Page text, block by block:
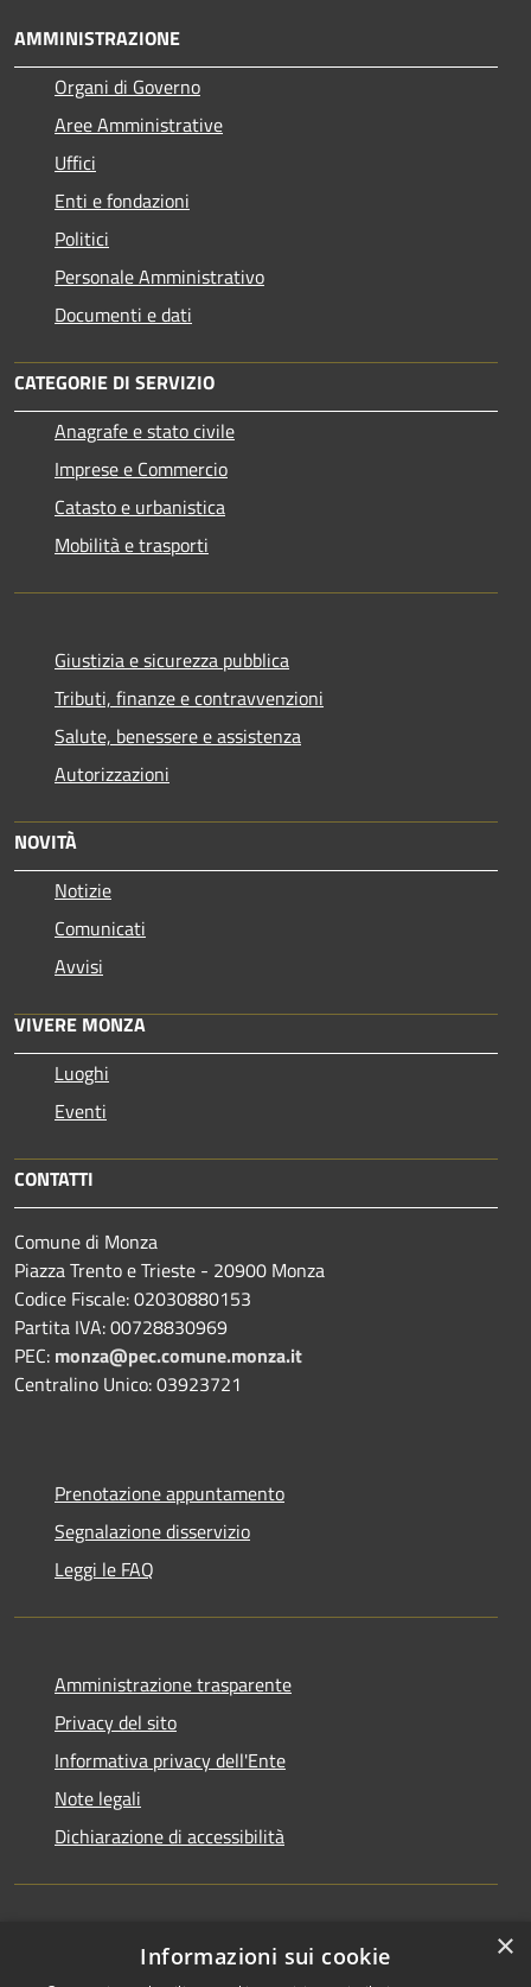
AMMINISTRAZIONE
Organi di Governo
Aree Amministrative
Uffici
Enti e fondazioni
Politici
Personale Amministrativo
Documenti e dati
CATEGORIE DI SERVIZIO
Anagrafe e stato civile
Imprese e Commercio
Catasto e urbanistica
Mobilità e trasporti
Giustizia e sicurezza pubblica
Tributi, finanze e contravvenzioni
Salute, benessere e assistenza
Autorizzazioni
NOVITÀ
Notizie
Comunicati
Avvisi
VIVERE MONZA
Luoghi
Eventi
CONTATTI
Comune di Monza
Piazza Trento e Trieste - 20900 Monza
Codice Fiscale: 02030880153
Partita IVA: 00728830969
PEC: monza@pec.comune.monza.it
Centralino Unico: 03923721
Prenotazione appuntamento
Segnalazione disservizio
Leggi le FAQ
Amministrazione trasparente
Privacy del sito
Informativa privacy dell'Ente
Note legali
Dichiarazione di accessibilità
Newsletter ×
Informazioni sui cookie